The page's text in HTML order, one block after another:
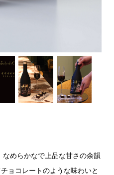
めらかなで上品な甘さの余韻
ョコレートのような味わいと